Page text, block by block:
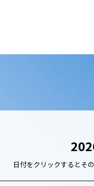
日付をクリックするとそ